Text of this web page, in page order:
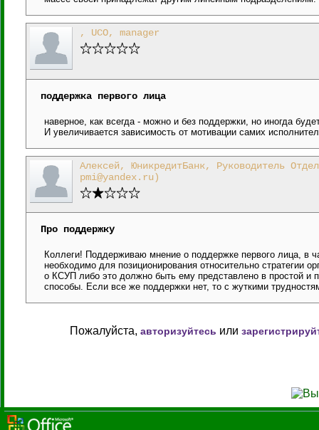
, UCO, manager
поддержка первого лица
наверное, как всегда - можно и без поддержки, но иногда
И увеличивается зависимость от мотивации самих
Алексей, ЮникредитБанк, Руководитель
pmi@yandex.ru)
Про поддержку
Коллеги! Поддерживаю мнение о поддержке первого лица, в
необходимо для позиционирования относительно стратегии
о КСУП либо это должно быть ему представлено в простой и
способы. Если все же поддержки нет, то с жуткими
Пожалуйста, авторизуйтесь или